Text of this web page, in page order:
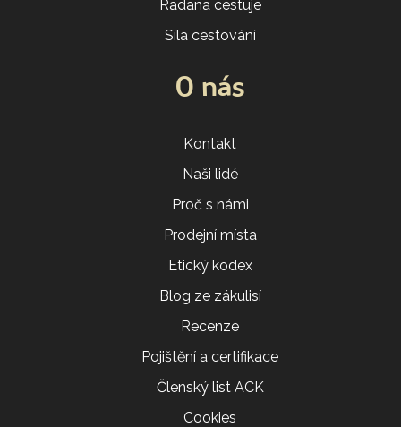
Radana cestuje
Síla cestování
O nás
Kontakt
Naši lidé
Proč s námi
Prodejní místa
Etický kodex
Blog ze zákulisí
Recenze
Pojištění a certifikace
Členský list ACK
Cookies